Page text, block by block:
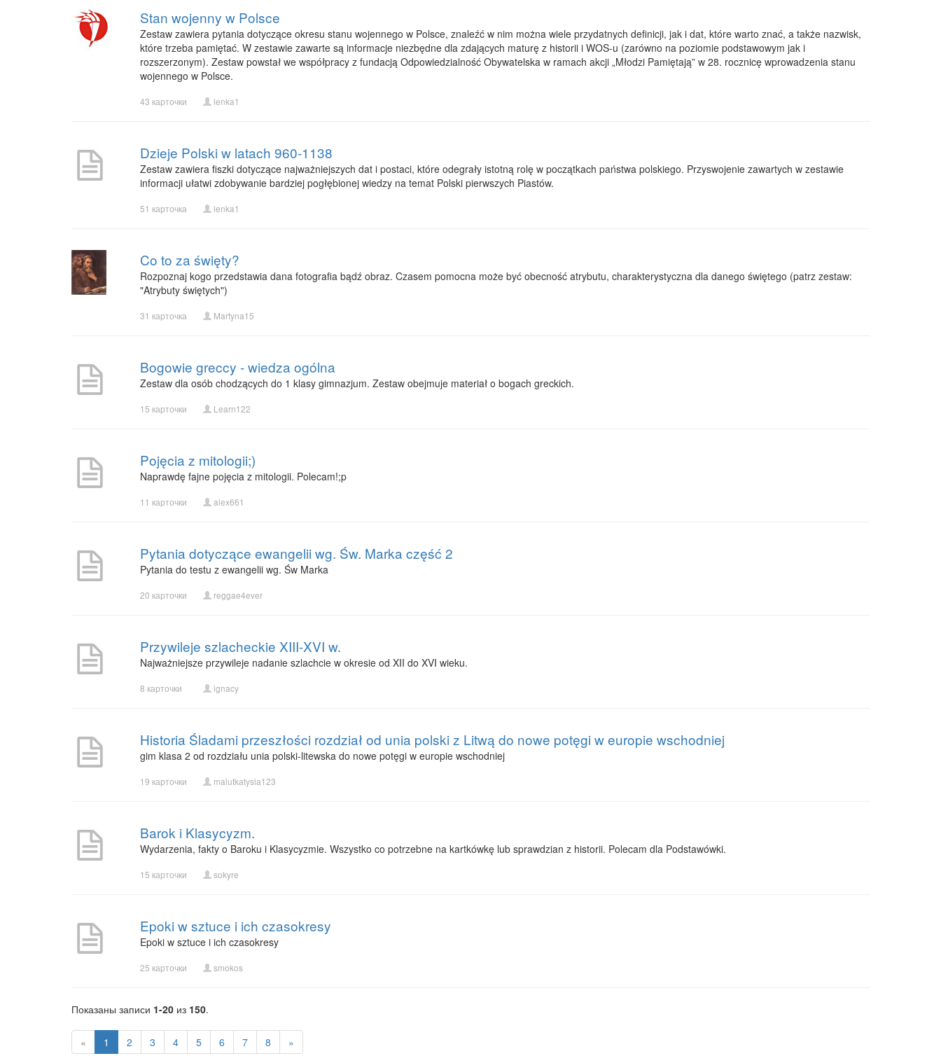
Stan wojenny w Polsce
Zestaw zawiera pytania dotyczące okresu stanu wojennego w Polsce, znaleźć w nim można wiele przydatnych definicji, jak i dat, które warto znać, a także nazwisk,
które trzeba pamiętać. W zestawie zawarte są informacje niezbędne dla zdających maturę z historii i WOS-u (zarówno na poziomie podstawowym jak i
rozszerzonym). Zestaw powstał we współpracy z fundacją Odpowiedzialność Obywatelska w ramach akcji „Młodzi Pamiętają” w 28. rocznicę wprowadzenia stanu
wojennego w Polsce.
43 карточки lenka1
Dzieje Polski w latach 960-1138
Zestaw zawiera fiszki dotyczące najważniejszych dat i postaci, które odegrały istotną rolę w początkach państwa polskiego. Przyswojenie zawartych w zestawie
informacji ułatwi zdobywanie bardziej pogłębionej wiedzy na temat Polski pierwszych Piastów.
51 карточка lenka1
Co to za święty?
Rozpoznaj kogo przedstawia dana fotografia bądź obraz. Czasem pomocna może być obecność atrybutu, charakterystyczna dla danego świętego (patrz zestaw:
"Atrybuty świętych")
31 карточка Martyna15
Bogowie greccy - wiedza ogólna
Zestaw dla osób chodzących do 1 klasy gimnazjum. Zestaw obejmuje materiał o bogach greckich.
15 карточки Learn122
Pojęcia z mitologii;)
Naprawdę fajne pojęcia z mitologii. Polecam!;p
11 карточки alex661
Pytania dotyczące ewangelii wg. Św. Marka część 2
Pytania do testu z ewangelii wg. Św Marka
20 карточки reggae4ever
Przywileje szlacheckie XIII-XVI w.
Najważniejsze przywileje nadanie szlachcie w okresie od XII do XVI wieku.
8 карточки ignacy
Historia Śladami przeszłości rozdział od unia polski z Litwą do nowe potęgi w europie wschodniej
gim klasa 2 od rozdziału unia polski-litewska do nowe potęgi w europie wschodniej
19 карточки malutkatysia123
Barok i Klasycyzm.
Wydarzenia, fakty o Baroku i Klasycyzmie. Wszystko co potrzebne na kartkówkę lub sprawdzian z historii. Polecam dla Podstawówki.
15 карточки sokyre
Epoki w sztuce i ich czasokresy
Epoki w sztuce i ich czasokresy
25 карточки smokos
Показаны записи 1-20 из 150.
« 1 2 3 4 5 6 7 8 »